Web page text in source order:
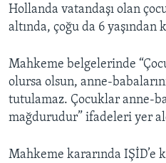
Hollanda vatandaşı olan
altında, çoğu da 6 yaşından
Mahkeme belgelerinde
olursa olsun, anne-
tutulamaz. Çocuklar anne-
mağdurudur” ifadeleri yer
Mahkeme kararında IŞİD’e